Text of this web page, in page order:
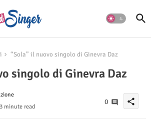
“Sola” il nuovo singolo di Ginevra Daz
singolo di Ginevra Daz
3 minute read
0 share